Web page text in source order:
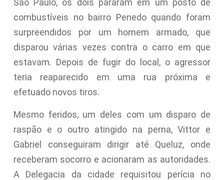
São Paulo, os dois pararam em um posto de
combustíveis no bairro Penedo quando foram
surpreendidos por um homem armado, que
disparou várias vezes contra o carro em que
estavam. Depois de fugir do local, o agressor
teria reaparecido em uma rua próxima e
efetuado novos tiros.
Mesmo feridos, um deles com um disparo de
raspão e o outro atingido na perna, Vittor e
Gabriel conseguiram dirigir até Queluz, onde
receberam socorro e acionaram as autoridades.
A Delegacia da cidade requisitou perícia no